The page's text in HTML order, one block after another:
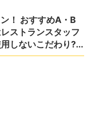
！ おすすめA・B
ストランスタッフ
しないこだわり?...